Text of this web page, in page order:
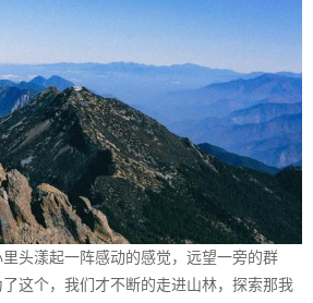
头漾起一阵感动的感觉，远望一旁的群
这个，我们才不断的走进山林，探索那我